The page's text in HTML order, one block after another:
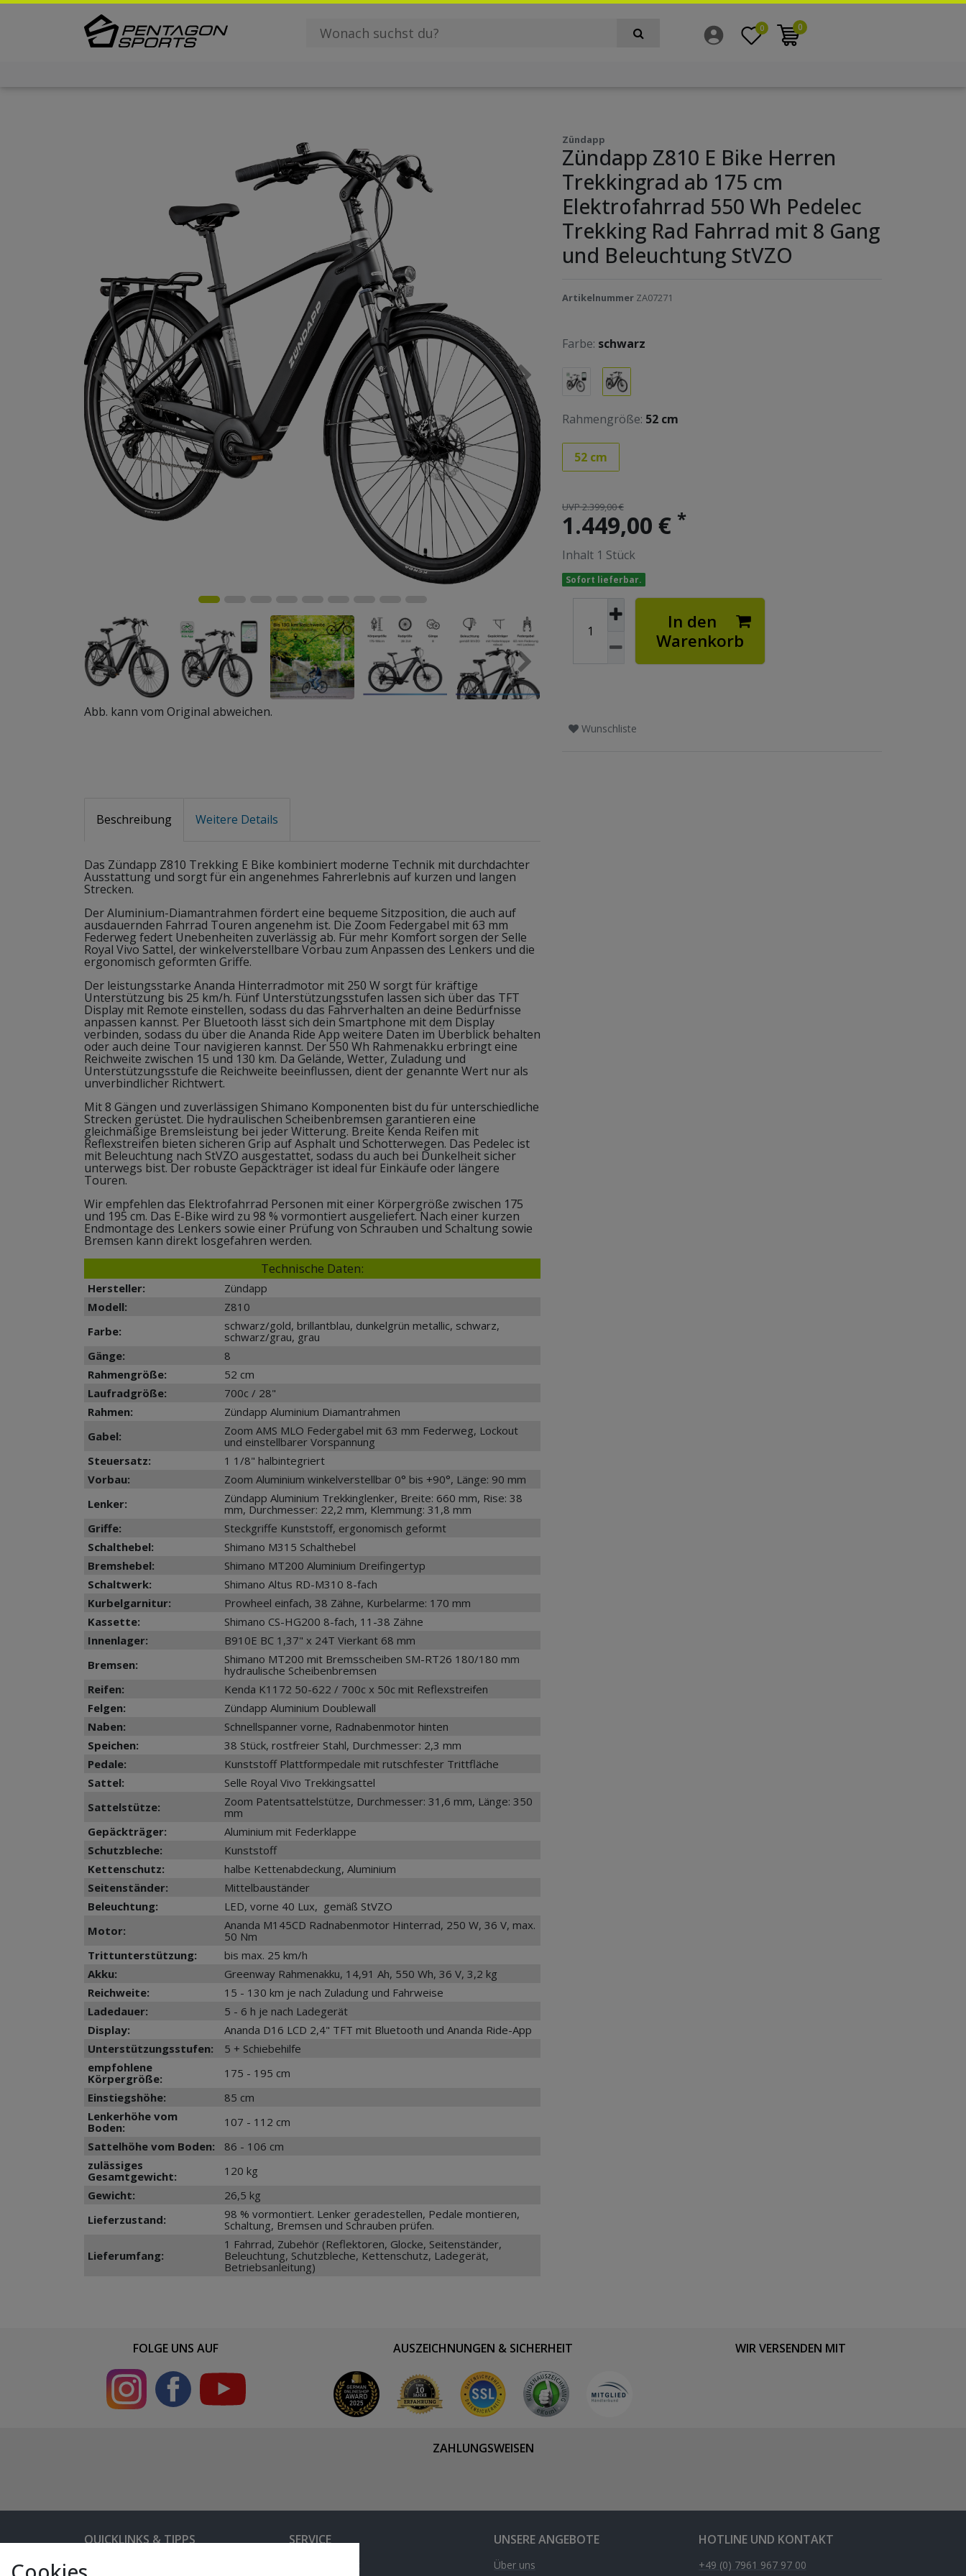
0 0
Abb. kann vom Original abweichen.
Zündapp
Zündapp Z810 E Bike Herren
Trekkingrad ab 175 cm
Elektrofahrrad 550 Wh Pedelec
Trekking Rad Fahrrad mit 8 Gang
und Beleuchtung StVZO
Artikelnummer ZA07271
Farbe: schwarz
Rahmengröße: 52 cm
52 cm
UVP 2.399,00 €
1.449,00 € *
Inhalt 1 Stück
Sofort lieferbar.
In den
Warenkorb
Wunschliste
Beschreibung Weitere Details
Das Zündapp Z810 Trekking E Bike kombiniert moderne Technik mit durchdachter
Ausstattung und sorgt für ein angenehmes Fahrerlebnis auf kurzen und langen
Strecken.
Der Aluminium-Diamantrahmen fördert eine bequeme Sitzposition, die auch auf
ausdauernden Fahrrad Touren angenehm ist. Die Zoom Federgabel mit 63 mm
Federweg federt Unebenheiten zuverlässig ab. Für mehr Komfort sorgen der Selle
Royal Vivo Sattel, der winkelverstellbare Vorbau zum Anpassen des Lenkers und die
ergonomisch geformten Griffe.
Der leistungsstarke Ananda Hinterradmotor mit 250 W sorgt für kräftige
Unterstützung bis 25 km/h. Fünf Unterstützungsstufen lassen sich über das TFT
Display mit Remote einstellen, sodass du das Fahrverhalten an deine Bedürfnisse
anpassen kannst. Per Bluetooth lässt sich dein Smartphone mit dem Display
verbinden, sodass du über die Ananda Ride App weitere Daten im Überblick behalten
oder auch deine Tour navigieren kannst. Der 550 Wh Rahmenakku erbringt eine
Reichweite zwischen 15 und 130 km. Da Gelände, Wetter, Zuladung und
Unterstützungsstufe die Reichweite beeinflussen, dient der genannte Wert nur als
unverbindlicher Richtwert.
Mit 8 Gängen und zuverlässigen Shimano Komponenten bist du für unterschiedliche
Strecken gerüstet. Die hydraulischen Scheibenbremsen garantieren eine
gleichmäßige Bremsleistung bei jeder Witterung. Breite Kenda Reifen mit
Reflexstreifen bieten sicheren Grip auf Asphalt und Schotterwegen. Das Pedelec ist
mit Beleuchtung nach StVZO ausgestattet, sodass du auch bei Dunkelheit sicher
unterwegs bist. Der robuste Gepäckträger ist ideal für Einkäufe oder längere
Touren.
Wir empfehlen das Elektrofahrrad Personen mit einer Körpergröße zwischen 175
und 195 cm. Das E-Bike wird zu 98 % vormontiert ausgeliefert. Nach einer kurzen
Endmontage des Lenkers sowie einer Prüfung von Schrauben und Schaltung sowie
Bremsen kann direkt losgefahren werden.
Technische Daten:
Hersteller:
Zündapp
Modell:
Z810
Farbe:
schwarz/gold, brillantblau, dunkelgrün metallic, schwarz,
schwarz/grau, grau
Gänge:
8
Rahmengröße:
52 cm
Laufradgröße:
700c / 28"
Rahmen:
Zündapp Aluminium Diamantrahmen
Gabel:
Zoom AMS MLO Federgabel mit 63 mm Federweg, Lockout
und einstellbarer Vorspannung
Steuersatz:
1 1/8" halbintegriert
Vorbau:
Zoom Aluminium winkelverstellbar 0° bis +90°, Länge: 90 mm
Lenker:
Zündapp Aluminium Trekkinglenker, Breite: 660 mm, Rise: 38
mm, Durchmesser: 22,2 mm, Klemmung: 31,8 mm
Griffe:
Steckgriffe Kunststoff, ergonomisch geformt
Schalthebel:
Shimano M315 Schalthebel
Bremshebel:
Shimano MT200 Aluminium Dreifingertyp
Schaltwerk:
Shimano Altus RD-M310 8-fach
Kurbelgarnitur:
Prowheel einfach, 38 Zähne, Kurbelarme: 170 mm
Kassette:
Shimano CS-HG200 8-fach, 11-38 Zähne
Innenlager:
B910E BC 1,37" x 24T Vierkant 68 mm
Bremsen:
Shimano MT200 mit Bremsscheiben SM-RT26 180/180 mm
hydraulische Scheibenbremsen
Reifen:
Kenda K1172 50-622 / 700c x 50c mit Reflexstreifen
Felgen:
Zündapp Aluminium Doublewall
Naben:
Schnellspanner vorne, Radnabenmotor hinten
Speichen:
38 Stück, rostfreier Stahl, Durchmesser: 2,3 mm
Pedale:
Kunststoff Plattformpedale mit rutschfester Trittfläche
Sattel:
Selle Royal Vivo Trekkingsattel
Sattelstütze:
Zoom Patentsattelstütze, Durchmesser: 31,6 mm, Länge: 350
mm
Gepäckträger:
Aluminium mit Federklappe
Schutzbleche:
Kunststoff
Kettenschutz:
halbe Kettenabdeckung, Aluminium
Seitenständer:
Mittelbauständer
Beleuchtung:
LED, vorne 40 Lux, gemäß StVZO
Motor:
Ananda M145CD Radnabenmotor Hinterrad, 250 W, 36 V, max.
50 Nm
Trittunterstützung:
bis max. 25 km/h
Akku:
Greenway Rahmenakku, 14,91 Ah, 550 Wh, 36 V, 3,2 kg
Reichweite:
15 - 130 km je nach Zuladung und Fahrweise
Ladedauer:
5 - 6 h je nach Ladegerät
Display:
Ananda D16 LCD 2,4" TFT mit Bluetooth und Ananda Ride-App
Unterstützungsstufen:
5 + Schiebehilfe
empfohlene
Körpergröße:
175 - 195 cm
Einstiegshöhe:
85 cm
Lenkerhöhe vom
Boden:
107 - 112 cm
Sattelhöhe vom Boden:
86 - 106 cm
zulässiges
Gesamtgewicht:
120 kg
Gewicht:
26,5 kg
Lieferzustand:
98 % vormontiert. Lenker geradestellen, Pedale montieren,
Schaltung, Bremsen und Schrauben prüfen.
Lieferumfang:
1 Fahrrad, Zubehör (Reflektoren, Glocke, Seitenständer,
Beleuchtung, Schutzbleche, Kettenschutz, Ladegerät,
Betriebsanleitung)
FOLGE UNS AUF AUSZEICHNUNGEN & SICHERHEIT WIR VERSENDEN MIT
ZAHLUNGSWEISEN
QUICKLINKS & TIPPS SERVICE UNSERE ANGEBOTE
Über uns
HOTLINE UND KONTAKT
+49 (0) 7961 967 97 00